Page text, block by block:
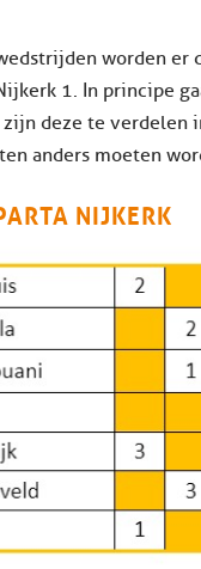
worden er
1. In principe
zijn deze te
anders moeten
NIJKERK